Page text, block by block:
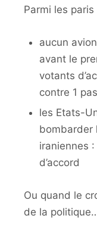
Parmi les
aucun
avant le
votants
contre 1
les Etats-
bombarder
iraniennes
d’accord
Ou quand le
de la